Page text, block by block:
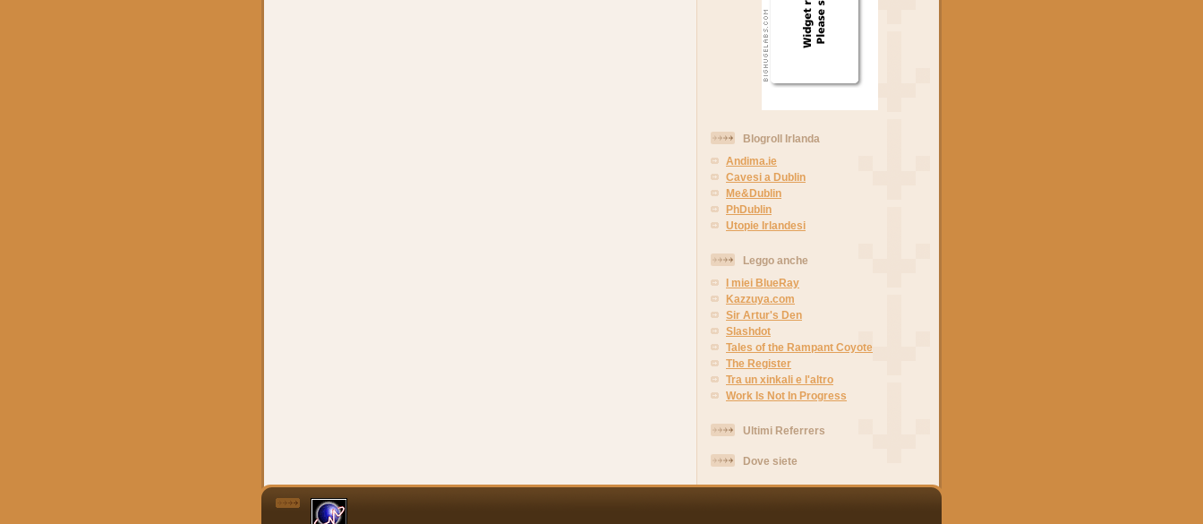
Blogroll Irlanda
Andima.ie
Cavesi a Dublin
Me&Dublin
PhDublin
Utopie Irlandesi
Leggo anche
I miei BlueRay
Kazzuya.com
Sir Artur's Den
Slashdot
Tales of the Rampant Coyote
The Register
Tra un xinkali e l'altro
Work Is Not In Progress
Ultimi Referrers
Dove siete